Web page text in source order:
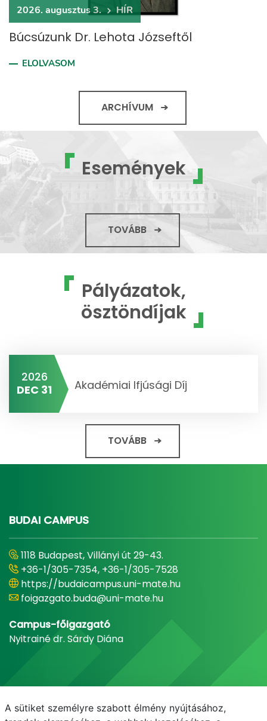
2026. augusztus 3. HÍR
Búcsúzunk Dr. Lehota Józseftől
ELOLVASOM
ARCHÍVUM
Események
TOVÁBB
Pályázatok,
ösztöndíjak
2026
DEC 31
Akadémiai Ifjúsági Díj
TOVÁBB
BUDAI CAMPUS
1118 Budapest, Villányi út 29-43.
+36-1/305-7354, +36-1/305-7528
https://budaicampus.uni-mate.hu
foigazgato.buda@uni-mate.hu
Campus-főigazgató
Nyitrainé dr. Sárdy Diána
A sütiket személyre szabott élmény nyújtásához,